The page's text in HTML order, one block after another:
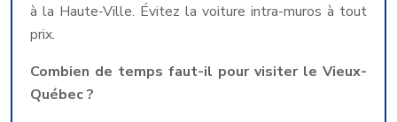
à la Haute-Ville. Évitez la voiture intra-muros à tout
prix.
Combien de temps faut-il pour visiter le Vieux-
Québec ?